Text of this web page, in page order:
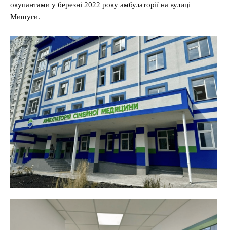
окупантами у березні 2022 року амбулаторії на вулиці
Мишуги.